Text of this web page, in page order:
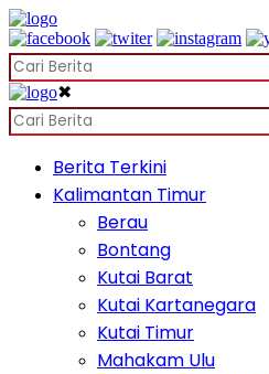
✖
Berita Terkini
Kalimantan Timur
Berau
Bontang
Kutai Barat
Kutai Kartanegara
Kutai Timur
Mahakam Ulu